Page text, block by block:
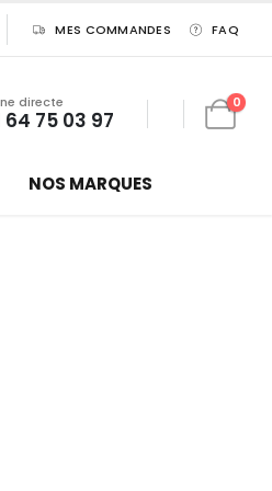
MES COMMANDES FAQ
directe
64 75 03 97
0
NOS MARQUES